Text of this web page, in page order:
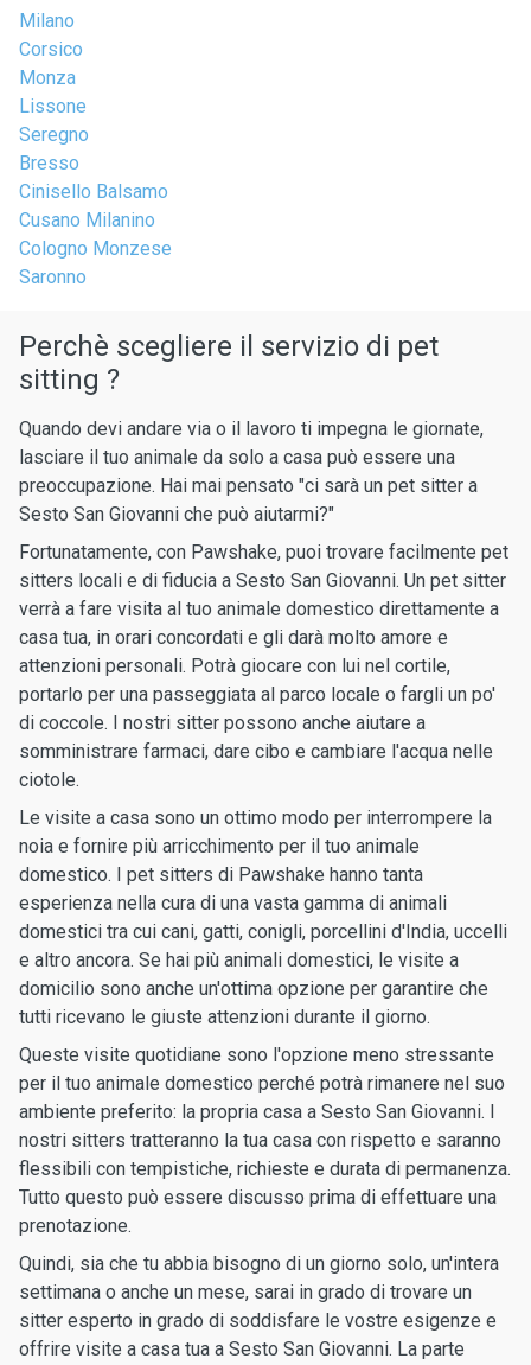
Milano
Corsico
Monza
Lissone
Seregno
Bresso
Cinisello Balsamo
Cusano Milanino
Cologno Monzese
Saronno
Perchè scegliere il servizio di pet
sitting ?
Quando devi andare via o il lavoro ti impegna le giornate,
lasciare il tuo animale da solo a casa può essere una
preoccupazione. Hai mai pensato "ci sarà un pet sitter a
Sesto San Giovanni che può aiutarmi?"
Fortunatamente, con Pawshake, puoi trovare facilmente pet
sitters locali e di fiducia a Sesto San Giovanni. Un pet sitter
verrà a fare visita al tuo animale domestico direttamente a
casa tua, in orari concordati e gli darà molto amore e
attenzioni personali. Potrà giocare con lui nel cortile,
portarlo per una passeggiata al parco locale o fargli un po'
di coccole. I nostri sitter possono anche aiutare a
somministrare farmaci, dare cibo e cambiare l'acqua nelle
ciotole.
Le visite a casa sono un ottimo modo per interrompere la
noia e fornire più arricchimento per il tuo animale
domestico. I pet sitters di Pawshake hanno tanta
esperienza nella cura di una vasta gamma di animali
domestici tra cui cani, gatti, conigli, porcellini d'India, uccelli
e altro ancora. Se hai più animali domestici, le visite a
domicilio sono anche un'ottima opzione per garantire che
tutti ricevano le giuste attenzioni durante il giorno.
Queste visite quotidiane sono l'opzione meno stressante
per il tuo animale domestico perché potrà rimanere nel suo
ambiente preferito: la propria casa a Sesto San Giovanni. I
nostri sitters tratteranno la tua casa con rispetto e saranno
flessibili con tempistiche, richieste e durata di permanenza.
Tutto questo può essere discusso prima di effettuare una
prenotazione.
Quindi, sia che tu abbia bisogno di un giorno solo, un'intera
settimana o anche un mese, sarai in grado di trovare un
sitter esperto in grado di soddisfare le vostre esigenze e
offrire visite a casa tua a Sesto San Giovanni. La parte